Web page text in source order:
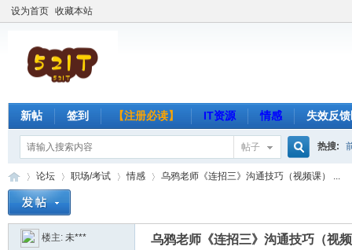
设为首页 收藏本站
新帖 签到 【注册必读】 IT资源 情感 失效反
帖子
搜
索
热搜:
»
论坛
›
职场/考试 情感 乌鸦老师《连招三》沟通技巧（视频课） ...
楼主: 未*** 乌鸦老师《连招三》沟通技巧（视